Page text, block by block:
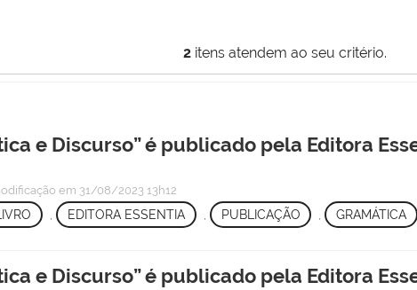
2itens atendem ao seu critério.
e Discurso” é publicado pela Editora
em 31/08/2023 13h12
EDITORA ESSENTIA PUBLICAÇÃO , GRAMÁTICA
e Discurso” é publicado pela Editora